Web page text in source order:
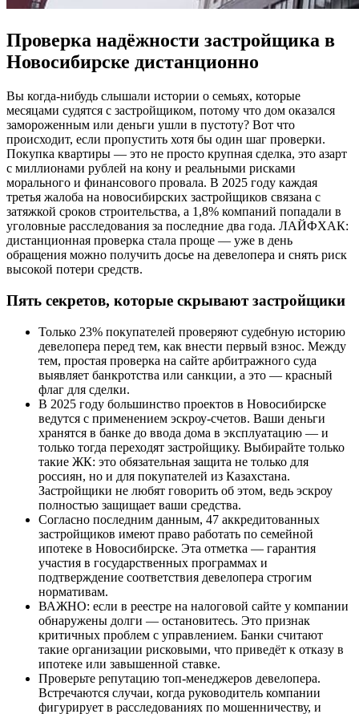
Проверка надёжности застройщика в
Новосибирске дистанционно
Вы когда-нибудь слышали истории о семьях, которые
месяцами судятся с застройщиком, потому что дом оказался
замороженным или деньги ушли в пустоту? Вот что
происходит, если пропустить хотя бы один шаг проверки.
Покупка квартиры — это не просто крупная сделка, это азарт
с миллионами рублей на кону и реальными рисками
морального и финансового провала. В 2025 году каждая
третья жалоба на новосибирских застройщиков связана с
затяжкой сроков строительства, а 1,8% компаний попадали в
уголовные расследования за последние два года. ЛАЙФХАК:
дистанционная проверка стала проще — уже в день
обращения можно получить досье на девелопера и снять риск
высокой потери средств.
Пять секретов, которые скрывают застройщики
Только 23% покупателей проверяют судебную историю
девелопера перед тем, как внести первый взнос. Между
тем, простая проверка на сайте арбитражного суда
выявляет банкротства или санкции, а это — красный
флаг для сделки.
В 2025 году большинство проектов в Новосибирске
ведутся с применением эскроу-счетов. Ваши деньги
хранятся в банке до ввода дома в эксплуатацию — и
только тогда переходят застройщику. Выбирайте только
такие ЖК: это обязательная защита не только для
россиян, но и для покупателей из Казахстана.
Застройщики не любят говорить об этом, ведь эскроу
полностью защищает ваши средства.
Согласно последним данным, 47 аккредитованных
застройщиков имеют право работать по семейной
ипотеке в Новосибирске. Эта отметка — гарантия
участия в государственных программах и
подтверждение соответствия девелопера строгим
нормативам.
ВАЖНО: если в реестре на налоговой сайте у компании
обнаружены долги — остановитесь. Это признак
критичных проблем с управлением. Банки считают
такие организации рисковыми, что приведёт к отказу в
ипотеке или завышенной ставке.
Проверьте репутацию топ-менеджеров девелопера.
Встречаются случаи, когда руководитель компании
фигурирует в расследованиях по мошенничеству, и